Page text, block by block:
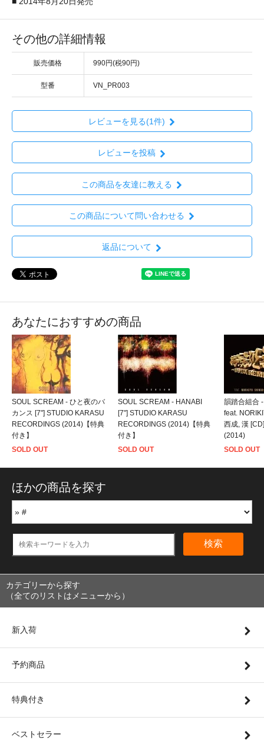
その他の詳細情報
販売価格 990円(税90円)
型番 VN_PR003
レビューを見る(1件)
レビューを投稿
この商品を友達に教える
この商品について問い合わせる
返品について
あなたにおすすめの商品
SOUL SCREAM - ひと夜のバ
カンス [7"] STUDIO KARASU
RECORDINGS (2014)【特典
付き】
SOLD OUT
SOUL SCREAM - HANABI
[7"] STUDIO KARASU
RECORDINGS (2014)【特典
付き】
SOLD OUT
韻踏合組合
feat.
西成, 漢
(2014)
SOLD OUT
ほかの商品を探す
検索
カテゴリーから探す
（全てのリストはメニューから）
新入荷
予約商品
特典付き
ベストセラー